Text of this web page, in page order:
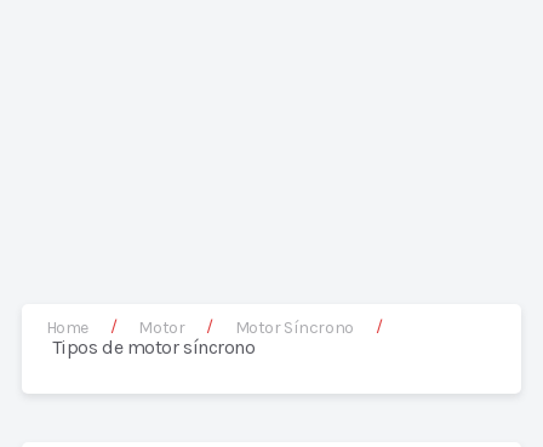
Home / Motor / Motor Síncrono /
Tipos de motor síncrono